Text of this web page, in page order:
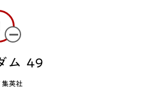
ム 49
集英社